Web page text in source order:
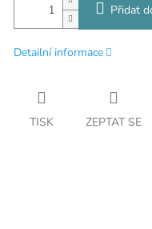
Přidat
Detailní informace
TISK ZEPTAT SE